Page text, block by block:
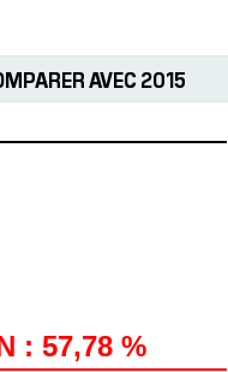
AVEC 2015
: 57,78 %